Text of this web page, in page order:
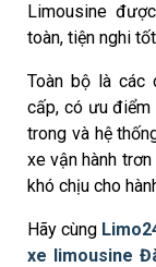
Limousine
toàn, tiện nghi
Toàn bộ là các
cấp, có ưu
trong và hệ
xe vận hành
khó chịu cho
Hãy cùng
xe limousine